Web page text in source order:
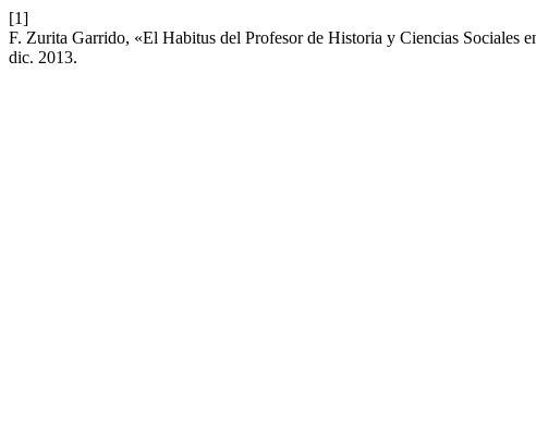
[1]
F. Zurita Garrido, «El Habitus del Profesor de Historia y Ciencias Sociales
dic. 2013.